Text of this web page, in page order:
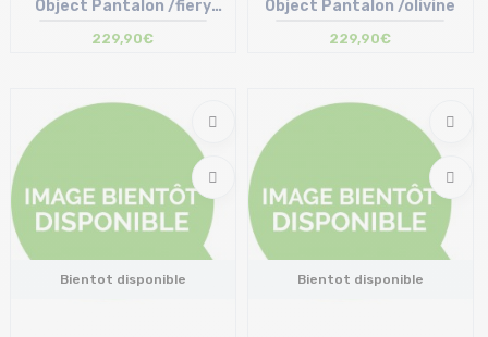
Object Pantalon /fiery
rouge
229,90€
Object Pantalon /olivine
229,90€
Bientot disponible Bientot disponible